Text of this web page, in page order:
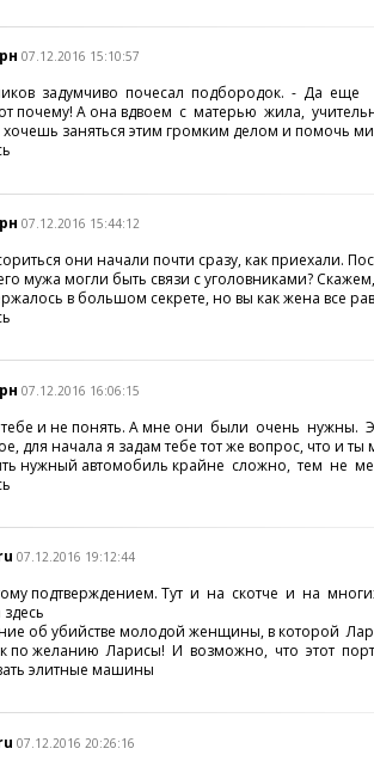
07.12.2016 15:10:57
задумчиво почесал подбородок. - Да еще
почему! А она вдвоем с матерью жила,
заняться этим громким делом и помочь
07.12.2016 15:44:12
они начали почти сразу, как приехали.
мужа могли быть связи с уголовниками?
в большом секрете, но вы как жена все
07.12.2016 16:06:15
тебе и не понять. А мне они были очень нужны.
для начала я задам тебе тот же вопрос, что и ты
нужный автомобиль крайне сложно, тем не
07.12.2016 19:12:44
подтверждением. Тут и на скотче и на
здесь
об убийстве молодой женщины, в которой
по желанию Ларисы! И возможно, что этот
элитные машины
07.12.2016 20:26:16